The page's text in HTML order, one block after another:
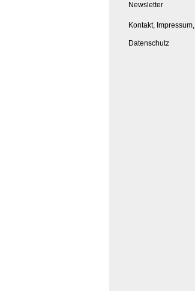
Newsletter
Kontakt, Impressum,
Datenschutz